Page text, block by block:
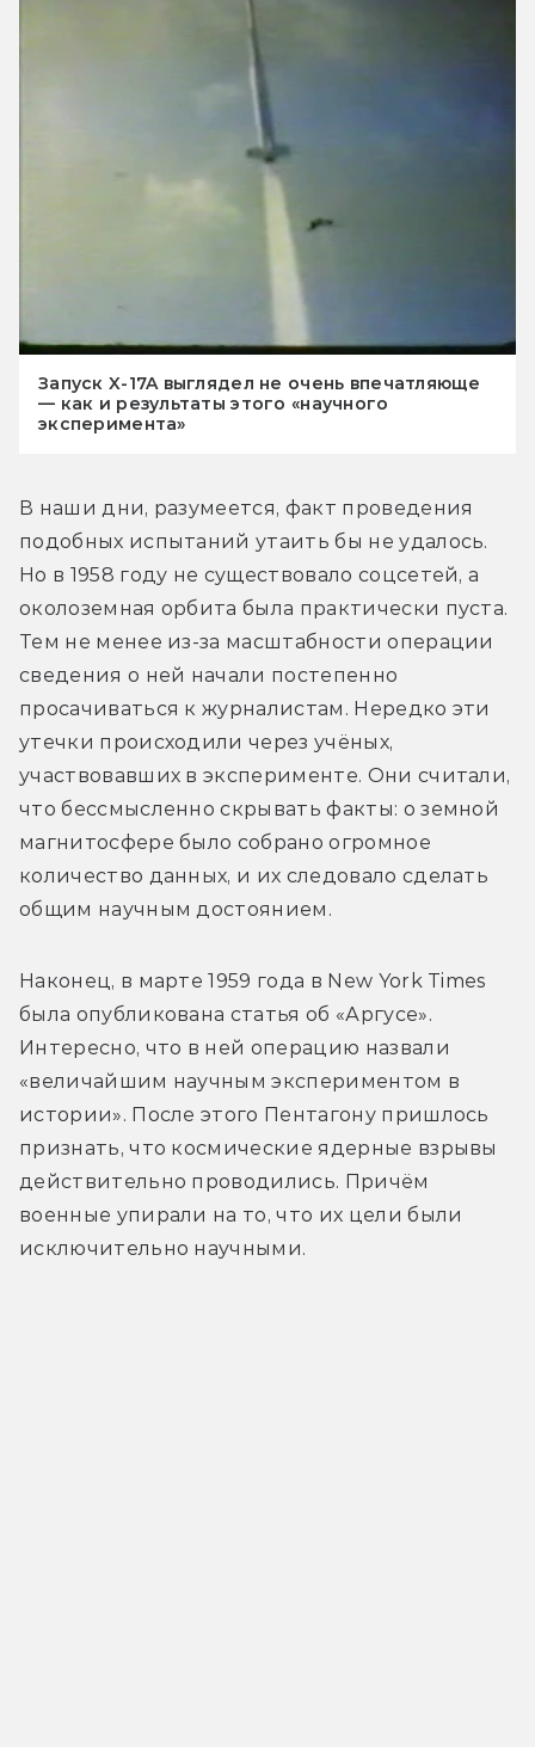
Запуск X-17A выглядел не очень впечатляюще
— как и результаты этого «научного
эксперимента»
В наши дни, разумеется, факт проведения
подобных испытаний утаить бы не удалось.
Но в 1958 году не существовало соцсетей, а
околоземная орбита была практически пуста.
Тем не менее из-за масштабности операции
сведения о ней начали постепенно
просачиваться к журналистам. Нередко эти
утечки происходили через учёных,
участвовавших в эксперименте. Они считали,
что бессмысленно скрывать факты: о земной
магнитосфере было собрано огромное
количество данных, и их следовало сделать
общим научным достоянием.
Наконец, в марте 1959 года в New York Times
была опубликована статья об «Аргусе».
Интересно, что в ней операцию назвали
«величайшим научным экспериментом в
истории». После этого Пентагону пришлось
признать, что космические ядерные взрывы
действительно проводились. Причём
военные упирали на то, что их цели были
исключительно научными.